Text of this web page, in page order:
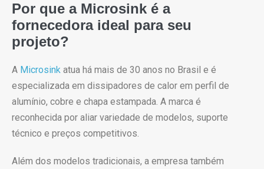
Por que a Microsink é a
fornecedora ideal para seu
projeto?
A Microsink atua há mais de 30 anos no Brasil e é
especializada em dissipadores de calor em perfil de
alumínio, cobre e chapa estampada. A marca é
reconhecida por aliar variedade de modelos, suporte
técnico e preços competitivos.
Além dos modelos tradicionais, a empresa também